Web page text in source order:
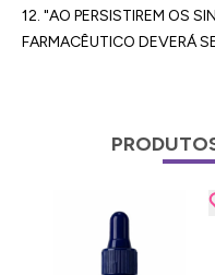
12. "AO PERSISTIREM OS
FARMACÊUTICO DEVERÁ